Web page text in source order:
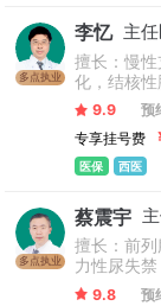
多点执业
李忆 主
擅长：慢
化，结核
肺结核、
9.9 预
专享挂号费
医保 西医
多点执业
蔡震宇
擅长：前
力性尿失
合方法治
9.8 预